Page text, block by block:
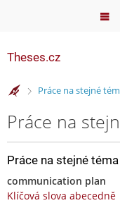
Theses.cz
>Práce na stejné
Práce na
Práce na stejné
communication plan
Klíčová slova abecedně